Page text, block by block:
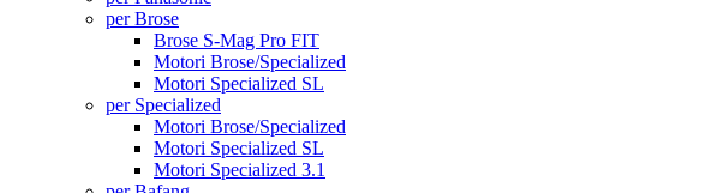
per Brose
Brose S-Mag Pro FIT
Motori Brose/Specialized
Motori Specialized SL
per Specialized
Motori Brose/Specialized
Motori Specialized SL
Motori Specialized 3.1